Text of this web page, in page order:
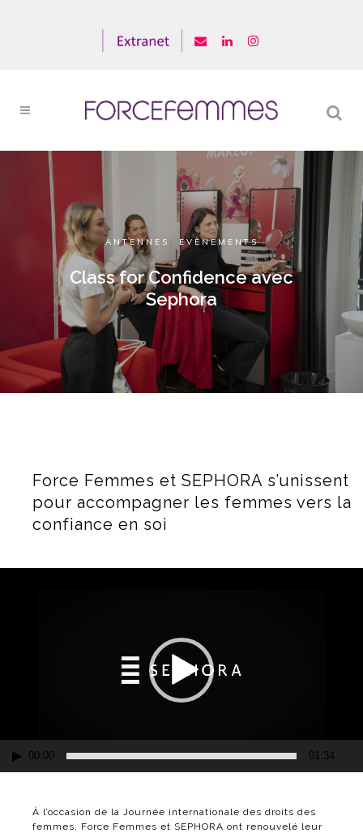
ANTENNES , EVÈNEMENTS
Class for Confidence avec
Sephora
Force Femmes et SEPHORA s’unissent
pour accompagner les femmes vers la
confiance en soi
00:00 01:34
À l’occasion de la Journée internationale des droits des
femmes, Force Femmes et SEPHORA ont renouvelé leur